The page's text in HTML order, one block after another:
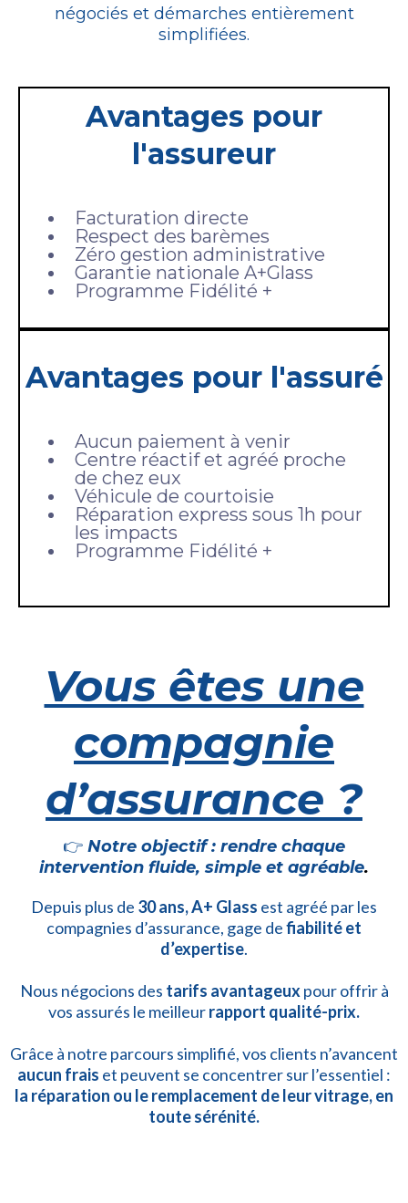
négociés et démarches entièrement
simplifiées.
Avantages pour
l'assureur
Facturation directe
Respect des barèmes
Zéro gestion administrative
Garantie nationale A+Glass
Programme Fidélité +
Avantages pour l'assuré
Aucun paiement à venir
Centre réactif et agréé proche
de chez eux
Véhicule de courtoisie
Réparation express sous 1h pour
les impacts
Programme Fidélité +
Vous êtes une
compagnie
d’assurance ?
👉 Notre objectif : rendre chaque
intervention fluide, simple et agréable.
Depuis plus de 30 ans, A+ Glass est agréé par les
compagnies d’assurance, gage defiabilité et
d’expertise.
Nous négocions des tarifs avantageuxpour offrir à
vos assurés le meilleurrapport qualité-prix.
Grâce à notre parcours simplifié, vos clients n’avancent
aucun frais et peuvent se concentrer sur l’essentiel :
la réparation ou le remplacement de leur vitrage, en
toute sérénité.